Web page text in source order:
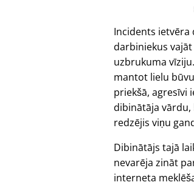
Incidents ietvēra
darbiniekus
uzbrukuma
mantot lielu
priekšā, agresīvi
dibinātāja vārdu,
redzējis viņu
Dibinātājs tajā
nevarēja zināt
interneta